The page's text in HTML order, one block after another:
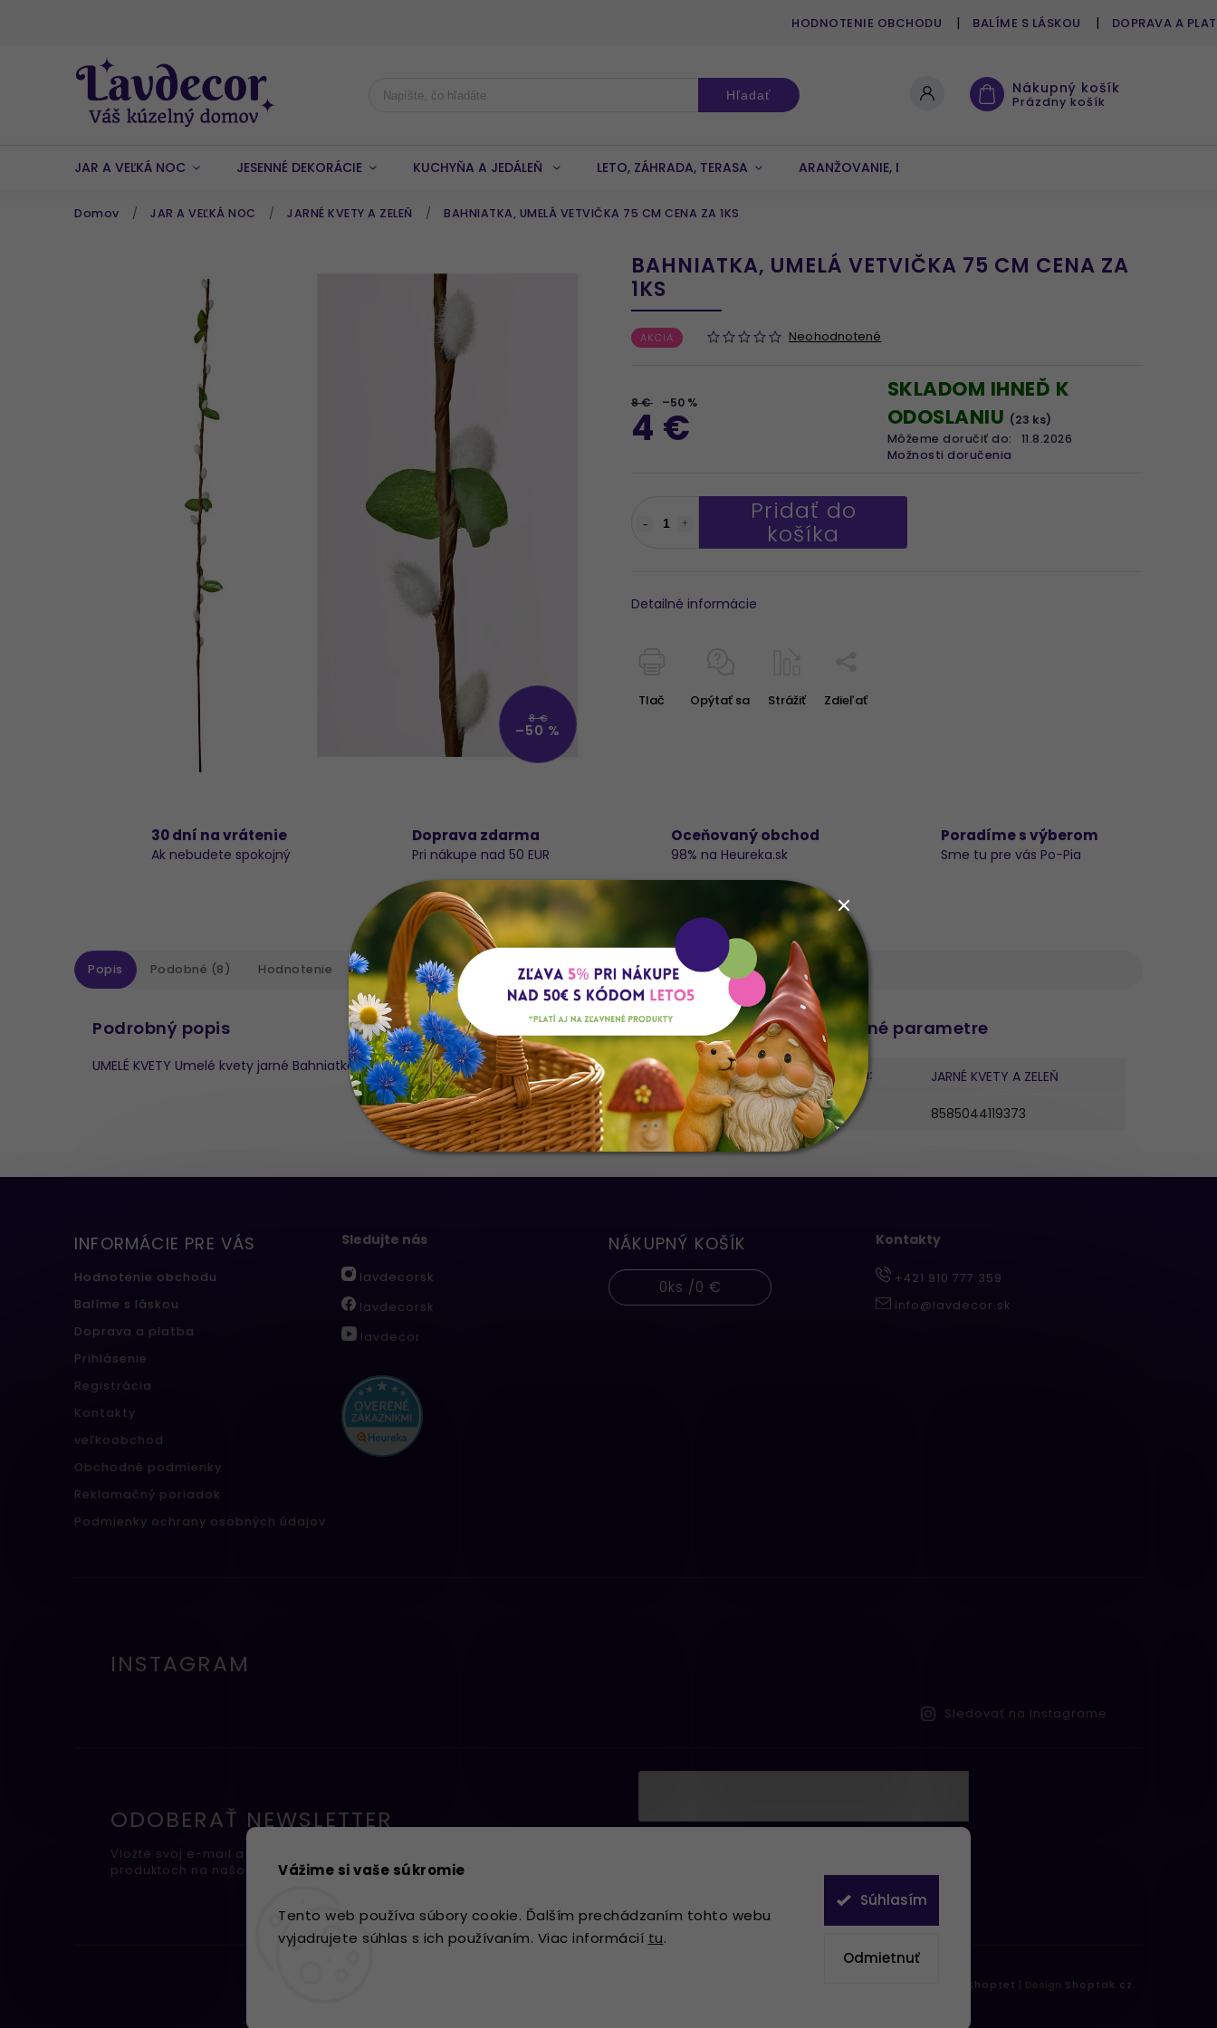
Vážime si vaše súkromie
Tento web používa súbory cookie. Ďalším prechádzaním tohto webu
vyjadrujete súhlas s ich používaním. Viac informácií tu.
Odmietnuť
Súhlasím
HODNOTENIE OBCHODU BALÍME S LÁSKOU DOPRAVA A
Hľadať Nákupný košík
Prázdny košík
JAR A VEĽKÁ NOC JESENNÉ DEKORÁCIE KUCHYŇA A JEDÁLEŇ LETO, ZÁHRADA, TERASA ARANŽOVANIE, DEKOROVANIE
Domov / JAR A VEĽKÁ NOC / JARNÉ KVETY A ZELEŇ / BAHNIATKA, UMELÁ VETVIČKA 75 CM CENA ZA 1KS
8 €
–50 %
BAHNIATKA, UMELÁ VETVIČKA 75 CM CENA ZA
1KS
AKCIA Neohodnotené
8 € –50 %
4 €
SKLADOM IHNEĎ K
ODOSLANIU (23 ks)
Môžeme doručiť do:
11.8.2026
Možnosti doručenia
Pridať do
košíka
Detailné informácie
Tlač Opýtať sa Strážiť Zdieľať
30 dní na vrátenie
Ak nebudete spokojný
Doprava zdarma
Pri nákupe nad 50 EUR
Oceňovaný obchod
98% na Heureka.sk
Poradíme s výberom
Sme tu pre vás Po-Pia
Popis Podobné (8) Hodnotenie Diskusia
Podrobný popis
UMELÉ KVETY Umelé kvety jarné Bahniatka, vŕba KS 25FLK0714 BAHNIATKA BIELE 75 CM
Dodatočné parametre
Kategória:
JARNÉ KVETY A ZELEŇ
EAN: 8585044119373
INFORMÁCIE PRE VÁS
Hodnotenie obchodu
Balíme s láskou
Doprava a platba
Prihlásenie
Registrácia
Kontakty
veľkoobchod
Obchodné podmienky
Reklamačný poriadok
Podmienky ochrany osobných údajov
Sledujte nás
lavdecorsk
lavdecorsk
lavdecor
NÁKUPNÝ KOŠÍK
0ks /0 €
Kontakty
+421 910 777 359
info@lavdecor.sk
INSTAGRAM
Sledovať na Instagrame
ODOBERAŤ NEWSLETTER
Vložte svoj e-mail a my Vám budeme zasielať informácie o nových
produktoch na našom e-shope.
Shoptet | Design Shoptak.cz.